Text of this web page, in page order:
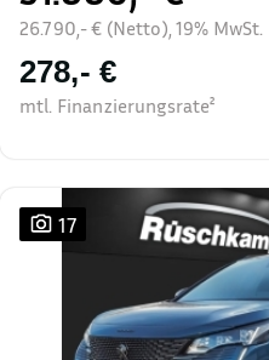
26.790,- € (Netto), 19% MwSt.
278,- €
mtl. Finanzierungsrate²
17